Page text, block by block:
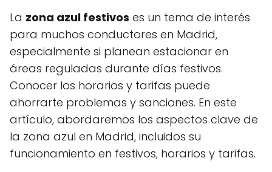
La zona azul festivos es un tema de interés
para muchos conductores en Madrid,
especialmente si planean estacionar en
áreas reguladas durante días festivos.
Conocer los horarios y tarifas puede
ahorrarte problemas y sanciones. En este
artículo, abordaremos los aspectos clave de
la zona azul en Madrid, incluidos su
funcionamiento en festivos, horarios y tarifas.